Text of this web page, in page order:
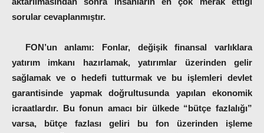
sorular cevaplanmıştır.
FON’un anlamı: Fonlar, değişik finansal varlıklara
yatırım imkanı hazırlamak, yatırımlar üzerinden gelir
sağlamak ve o hedefi tutturmak ve bu işlemleri devlet
garantisinde yapmak doğrultusunda yapılan ekonomik
icraatlardır. Bu fonun amacı bir ülkede “bütçe fazlalığı”
varsa, bütçe fazlası geliri bu fon üzerinden işleme